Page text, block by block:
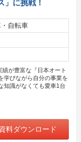
」に挑戦！
自転車
が豊富な『日本オート
学びながら自分の事業を
知識がなくても愛車1台
料ダウンロード